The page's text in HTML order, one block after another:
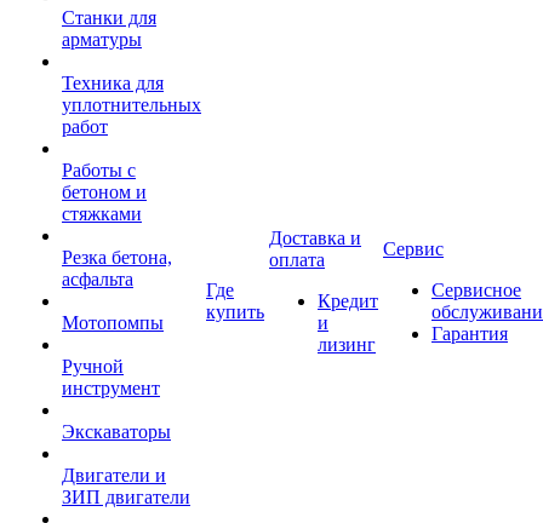
Станки для
арматуры
Техника для
уплотнительных
работ
Работы с
бетоном и
стяжками
Резка бетона,
асфальта
Мотопомпы
Ручной
инструмент
Экскаваторы
Двигатели и
ЗИП двигатели
Где
купить
Доставка и
оплата
Кредит
и
лизинг
Сервис
Сервисное
Гарантия